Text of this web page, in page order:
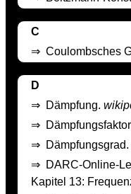
C
⇒ Coulombsches
D
⇒ Dämpfung.
⇒
⇒ Dämpfungsgrad.
⇒ DARC-Online-
Kapitel 13: